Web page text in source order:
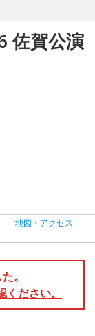
佐賀公演
地図・アクセス
。
ださい。